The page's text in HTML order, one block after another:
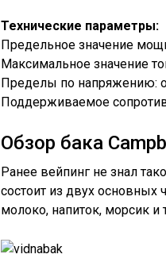
Технические параметры:
Предельное значение
Максимальное значение
Пределы по напряжению:
Поддерживаемое
Обзор бака
Ранее вейпинг не знал
состоит из двух основных
молоко, напиток, морсик и